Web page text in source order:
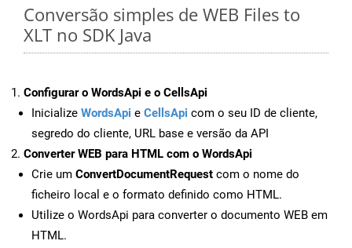
Conversão simples de WEB Files to
XLT no SDK Java
Configurar o WordsApi e o CellsApi
Inicialize WordsApi e CellsApi com o seu ID de cliente,
segredo do cliente, URL base e versão da API
Converter WEB para HTML com o WordsApi
Crie um ConvertDocumentRequest com o nome do
ficheiro local e o formato definido como HTML.
Utilize o WordsApi para converter o documento WEB em
HTML.